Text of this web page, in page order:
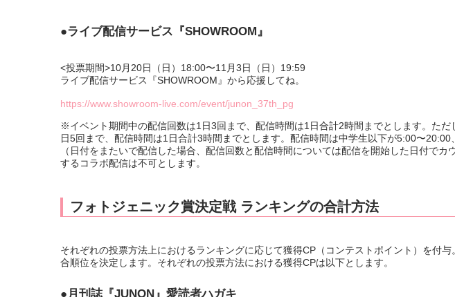
●ライブ配信サービス『SHOWROOM』
<投票期間>10月20日（日）18:00〜11月3日（日）19:59
ライブ配信サービス『SHOWROOM』から応援してね。
https://www.showroom-live.com/event/junon_37th_pg
※イベント期間中の配信回数は1日3回まで、配信時間は1日合計2時間までとします。た
日5回まで、配信時間は1日合計3時間までとします。配信時間は中学生以下が5:00〜20:00
（日付をまたいで配信した場合、配信回数と配信時間については配信を開始した日付で
するコラボ配信は不可とします。
フォトジェニック賞決定戦 ランキングの合計方法
それぞれの投票方法上におけるランキングに応じて獲得CP（コンテストポイント）を付
合順位を決定します。それぞれの投票方法における獲得CPは以下とします。
●月刊誌『JUNON』愛読者ハガキ